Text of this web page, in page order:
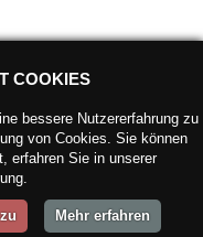
COOKIES
bessere Nutzererfahrung zu
von Cookies. Sie können
erfahren Sie in unserer
Mehr erfahren